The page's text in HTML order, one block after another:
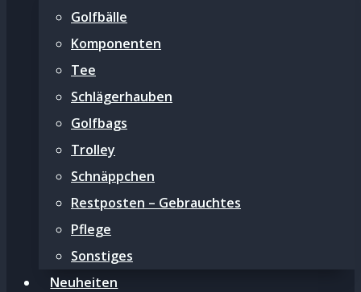
Golfbälle
Komponenten
Tee
Schlägerhauben
Golfbags
Trolley
Schnäppchen
Restposten – Gebrauchtes
Pflege
Sonstiges
Neuheiten